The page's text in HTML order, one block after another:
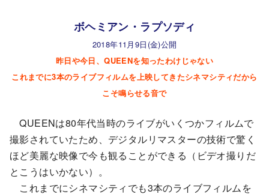
ボヘミアン・ラプソディ
2018年11月9日(金)公開
昨日や今日、QUEENを知ったわけじゃない
これまでに3本のライブフィルムを上映してきたシネマシティだから
こそ鳴らせる音で
QUEENは80年代当時のライブがいくつかフィルムで
撮影されていたため、デジタルリマスターの技術で驚く
ほど美麗な映像で今も観ることができる（ビデオ撮りだ
とこうはいかない）。
これまでにシネマシティでも3本のライブフィルムを